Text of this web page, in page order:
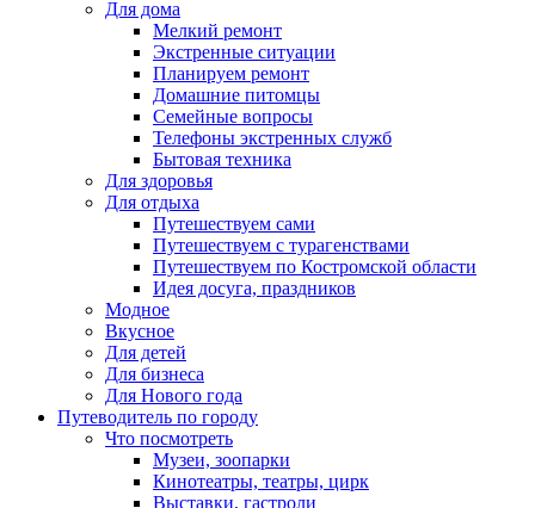
Для дома
Мелкий ремонт
Экстренные ситуации
Планируем ремонт
Домашние питомцы
Семейные вопросы
Телефоны экстренных служб
Бытовая техника
Для здоровья
Для отдыха
Путешествуем сами
Путешествуем с турагенствами
Путешествуем по Костромской области
Идея досуга, праздников
Модное
Вкусное
Для детей
Для бизнеса
Для Нового года
Путеводитель по городу
Что посмотреть
Музеи, зоопарки
Кинотеатры, театры, цирк
Выставки, гастроли